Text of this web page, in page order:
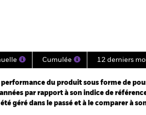
2026-07-31 00:00:00.
Cumulée 12 derniers
du produit sous forme de
par rapport à son indice de
géré dans le passé et à le comparer à